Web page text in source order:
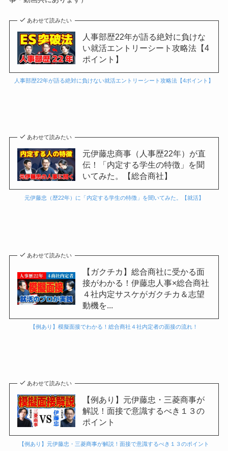
あわせて読みたい
人事部歴22年が語る絶対に負けな
い就活エントリーシート攻略法【4
ポイント】
人事部歴22年が語る絶対に負けない就活エントリーシート攻略法【4ポイント】
あわせて読みたい
元伊藤忠商事（人事歴22年）が直
伝！「内定する学生の特徴」を聞
いてみた。【総合商社】
元伊藤忠（歴22年）に「内定する学生の特徴」を聞いてみた。【就活】
あわせて読みたい
【ガクチカ】総合商社に受かる面
接がわかる！伊藤忠人事×総合商社
４社内定サスケがガクチカ＆志望
動機を...
【例あり】模擬面接でわかる！総合商社４社内定者の面接の流れ！
あわせて読みたい
【例あり】元伊藤忠・三菱商事が
解説！面接で意識するべき１３の
ポイント
【例あり】元伊藤忠・三菱商事が解説！面接で意識するべき１３のポイント